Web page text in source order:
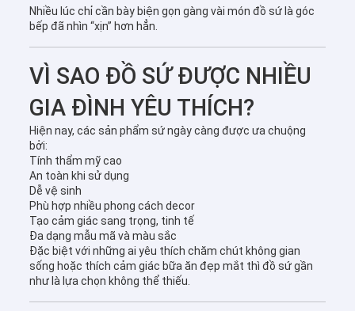
Nhiều lúc chỉ cần bày biện gọn gàng vài món đồ sứ là góc
bếp đã nhìn “xịn” hơn hẳn.
VÌ SAO ĐỒ SỨ ĐƯỢC NHIỀU
GIA ĐÌNH YÊU THÍCH?
Hiện nay, các sản phẩm sứ ngày càng được ưa chuộng
bởi:
Tính thẩm mỹ cao
An toàn khi sử dụng
Dễ vệ sinh
Phù hợp nhiều phong cách decor
Tạo cảm giác sang trọng, tinh tế
Đa dạng mẫu mã và màu sắc
Đặc biệt với những ai yêu thích chăm chút không gian
sống hoặc thích cảm giác bữa ăn đẹp mắt thì đồ sứ gần
như là lựa chọn không thể thiếu.